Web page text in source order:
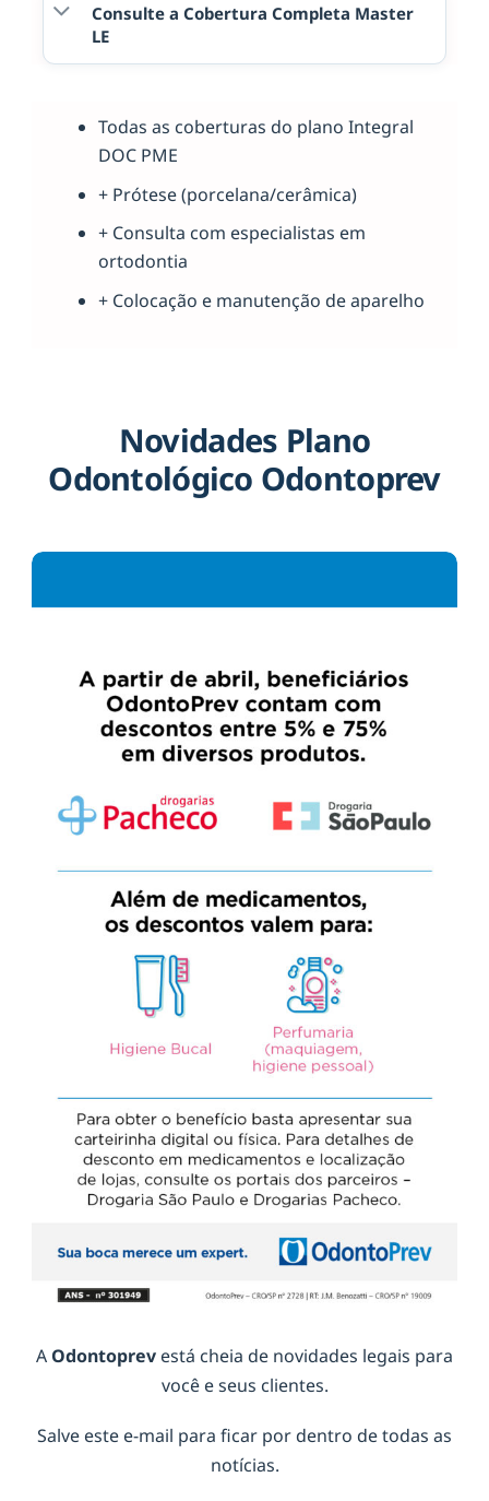
Consulte a Cobertura Completa Master
LE
Todas as coberturas do plano Integral
DOC PME
+ Prótese (porcelana/cerâmica)
+ Consulta com especialistas em
ortodontia
+ Colocação e manutenção de aparelho
Novidades Plano
Odontológico Odontoprev
A Odontoprev está cheia de novidades legais para
você e seus clientes.
Salve este e-mail para ficar por dentro de todas as
notícias.